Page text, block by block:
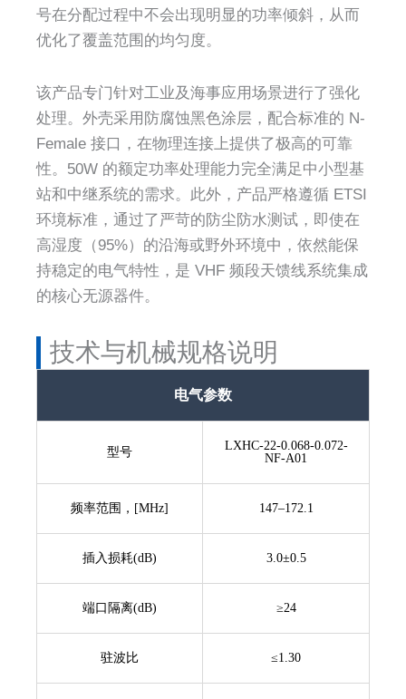
号在分配过程中不会出现明显的功率倾斜，从而
优化了覆盖范围的均匀度。
该产品专门针对工业及海事应用场景进行了强化
处理。外壳采用防腐蚀黑色涂层，配合标准的 N-
Female 接口，在物理连接上提供了极高的可靠
性。50W 的额定功率处理能力完全满足中小型基
站和中继系统的需求。此外，产品严格遵循 ETSI
环境标准，通过了严苛的防尘防水测试，即使在
高湿度（95%）的沿海或野外环境中，依然能保
持稳定的电气特性，是 VHF 频段天馈线系统集成
的核心无源器件。
技术与机械规格说明
电气参数
型号
LXHC-22-0.068-0.072-
NF-A01
频率范围，[MHz] 147–172.1
插入损耗(dB) 3.0±0.5
端口隔离(dB) ≥24
驻波比 ≤1.30